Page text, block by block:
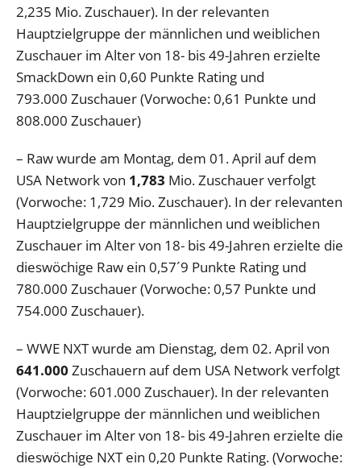
2,235 Mio. Zuschauer). In der relevanten
Hauptzielgruppe der männlichen und weiblichen
Zuschauer im Alter von 18- bis 49-Jahren erzielte
SmackDown ein 0,60 Punkte Rating und
793.000 Zuschauer (Vorwoche: 0,61 Punkte und
808.000 Zuschauer)
– Raw wurde am Montag, dem 01. April auf dem
USA Network von 1,783 Mio. Zuschauer verfolgt
(Vorwoche: 1,729 Mio. Zuschauer). In der relevanten
Hauptzielgruppe der männlichen und weiblichen
Zuschauer im Alter von 18- bis 49-Jahren erzielte die
dieswöchige Raw ein 0,57´9 Punkte Rating und
780.000 Zuschauer (Vorwoche: 0,57 Punkte und
754.000 Zuschauer).
– WWE NXT wurde am Dienstag, dem 02. April von
641.000 Zuschauern auf dem USA Network verfolgt
(Vorwoche: 601.000 Zuschauer). In der relevanten
Hauptzielgruppe der männlichen und weiblichen
Zuschauer im Alter von 18- bis 49-Jahren erzielte die
dieswöchige NXT ein 0,20 Punkte Rating. (Vorwoche: